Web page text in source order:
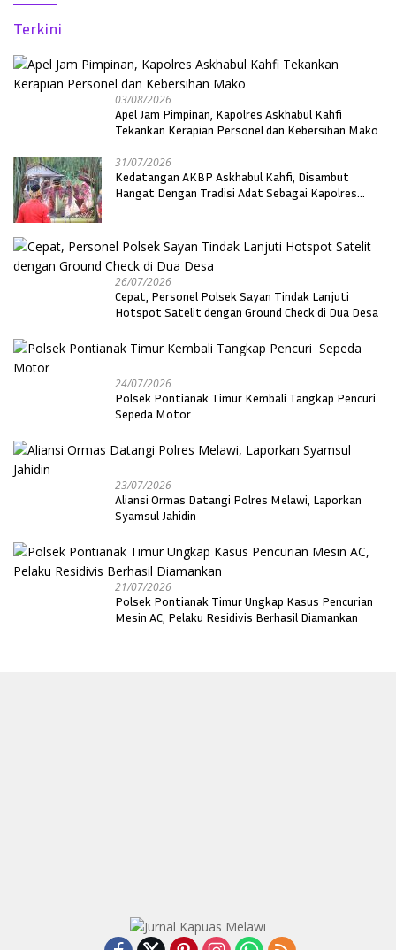
Terkini
03/08/2026
Apel Jam Pimpinan, Kapolres Askhabul Kahfi
Tekankan Kerapian Personel dan Kebersihan Mako
31/07/2026
Kedatangan AKBP Askhabul Kahfi, Disambut
Hangat Dengan Tradisi Adat Sebagai Kapolres
26/07/2026
Cepat, Personel Polsek Sayan Tindak Lanjuti
Hotspot Satelit dengan Ground Check di Dua Desa
24/07/2026
Polsek Pontianak Timur Kembali Tangkap Pencuri
Sepeda Motor
23/07/2026
Aliansi Ormas Datangi Polres Melawi, Laporkan
Syamsul Jahidin
21/07/2026
Polsek Pontianak Timur Ungkap Kasus Pencurian
Mesin AC, Pelaku Residivis Berhasil Diamankan